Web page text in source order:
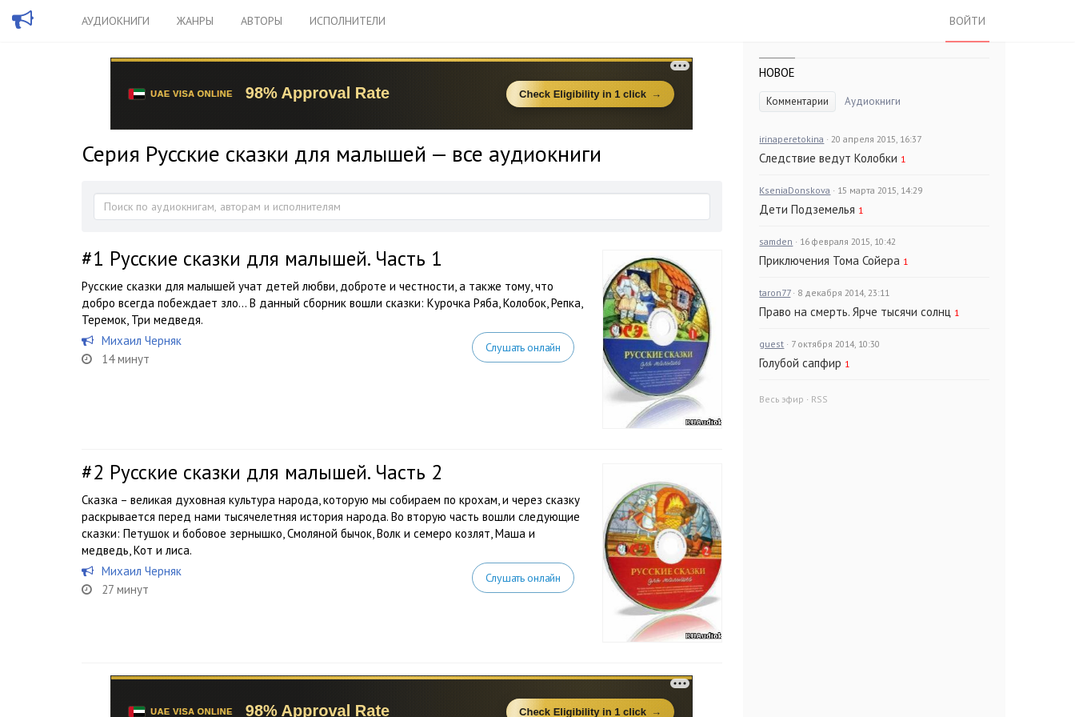
АУДИОКНИГИ ЖАНРЫ АВТОРЫ ИСПОЛНИТЕЛИ ВОЙТИ
Серия Русские сказки для малышей — все аудиокниги
#1 Русские сказки для малышей. Часть 1
Русские сказки для малышей учат детей любви, доброте и честности, а также тому, что
добро всегда побеждает зло… В данный сборник вошли сказки: Курочка Ряба, Колобок, Репка,
Теремок, Три медведя.
Михаил Черняк
14 минут
Слушать онлайн
#2 Русские сказки для малышей. Часть 2
Сказка – великая духовная культура народа, которую мы собираем по крохам, и через сказку
раскрывается перед нами тысячелетняя история народа. Во вторую часть вошли следующие
сказки: Петушок и бобовое зернышко, Смоляной бычок, Волк и семеро козлят, Маша и
медведь, Кот и лиса.
Михаил Черняк
27 минут
Слушать онлайн
НОВОЕ
Комментарии Аудиокниги
irinaperetokina · 20 апреля 2015, 16:37
Следствие ведут Колобки 1
KseniaDonskova · 15 марта 2015, 14:29
Дети Подземелья 1
samden · 16 февраля 2015, 10:42
Приключения Тома Сойера 1
taron77 · 8 декабря 2014, 23:11
Право на смерть. Ярче тысячи солнц 1
guest · 7 октября 2014, 10:30
Голубой сапфир 1
Весь эфир · RSS